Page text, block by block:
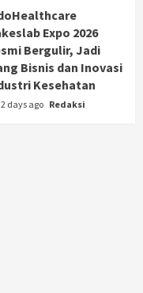
Expo 2026
Bergulir, Jadi
Bisnis dan Inovasi
Kesehatan
2 days ago Redaksi